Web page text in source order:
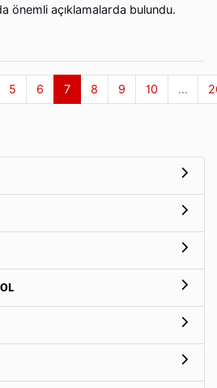
önemli açıklamalarda bulundu.
5 6 7 8 9 10 ...